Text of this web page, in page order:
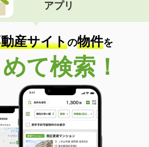
アプリ
産サイトの物件を
て検索！